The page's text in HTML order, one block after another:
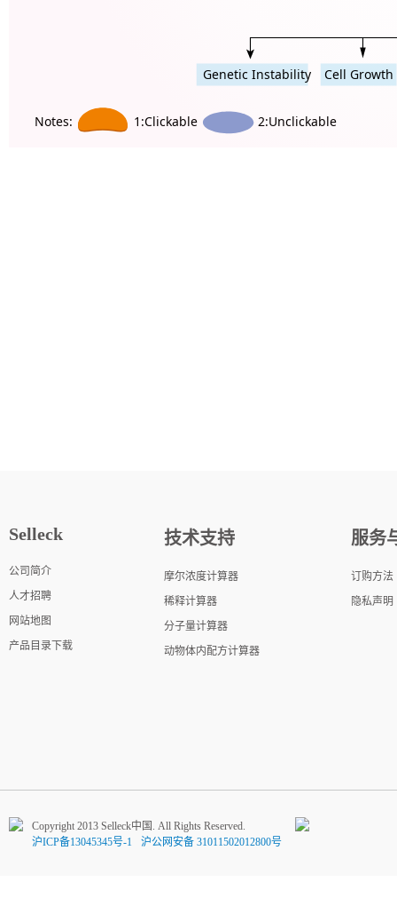
Selleck
公司简介
人才招聘
网站地图
产品目录下载
技术支持
摩尔浓度计算器
稀释计算器
分子量计算器
动物体内配方计算器
服务
订购方法
隐私声明
Copyright 2013 Selleck中国. All Rights Reserved.
沪ICP备13045345号-1
沪公网安备 31011502012800号